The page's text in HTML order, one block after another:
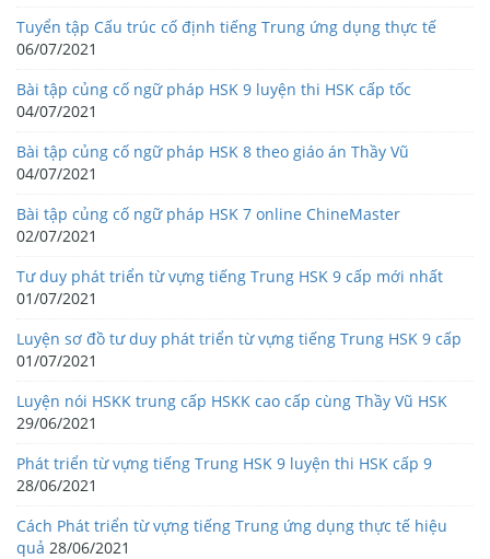
Tuyển tập Cấu trúc cố định tiếng Trung ứng dụng thực tế
06/07/2021
Bài tập củng cố ngữ pháp HSK 9 luyện thi HSK cấp tốc
04/07/2021
Bài tập củng cố ngữ pháp HSK 8 theo giáo án Thầy Vũ
04/07/2021
Bài tập củng cố ngữ pháp HSK 7 online ChineMaster
02/07/2021
Tư duy phát triển từ vựng tiếng Trung HSK 9 cấp mới nhất
01/07/2021
Luyện sơ đồ tư duy phát triển từ vựng tiếng Trung HSK 9 cấp
01/07/2021
Luyện nói HSKK trung cấp HSKK cao cấp cùng Thầy Vũ HSK
29/06/2021
Phát triển từ vựng tiếng Trung HSK 9 luyện thi HSK cấp 9
28/06/2021
Cách Phát triển từ vựng tiếng Trung ứng dụng thực tế hiệu
quả 28/06/2021